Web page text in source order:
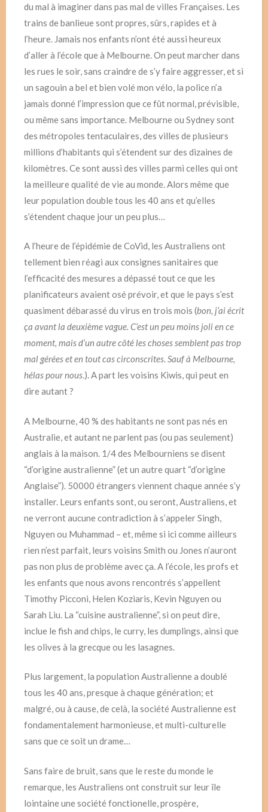
du mal à imaginer dans pas mal de villes Françaises. Les
trains de banlieue sont propres, sûrs, rapides et à
l’heure. Jamais nos enfants n’ont été aussi heureux
d’aller à l’école que à Melbourne. On peut marcher dans
les rues le soir, sans craindre de s’y faire aggresser, et si
un sagouin a bel et bien volé mon vélo, la police n’a
jamais donné l’impression que ce fût normal, prévisible,
ou même sans importance. Melbourne ou Sydney sont
des métropoles tentaculaires, des villes de plusieurs
millions d’habitants qui s’étendent sur des dizaines de
kilomètres. Ce sont aussi des villes parmi celles qui ont
la meilleure qualité de vie au monde. Alors même que
leur population double tous les 40 ans et qu’elles
s’étendent chaque jour un peu plus…
A l’heure de l’épidémie de CoVid, les Australiens ont
tellement bien réagi aux consignes sanitaires que
l’efficacité des mesures a dépassé tout ce que les
planificateurs avaient osé prévoir, et que le pays s’est
quasiment débarassé du virus en trois mois (bon, j’ai écrit
ça avant la deuxième vague. C’est un peu moins joli en ce
moment, mais d’un autre côté les choses semblent pas trop
mal gérées et en tout cas circonscrites. Sauf à Melbourne,
hélas pour nous.). A part les voisins Kiwis, qui peut en
dire autant ?
A Melbourne, 40 % des habitants ne sont pas nés en
Australie, et autant ne parlent pas (ou pas seulement)
anglais à la maison. 1/4 des Melbourniens se disent
“d’origine australienne” (et un autre quart “d’origine
Anglaise”). 50000 étrangers viennent chaque année s’y
installer. Leurs enfants sont, ou seront, Australiens, et
ne verront aucune contradiction à s’appeler Singh,
Nguyen ou Muhammad – et, même si ici comme ailleurs
rien n’est parfait, leurs voisins Smith ou Jones n’auront
pas non plus de problème avec ça. A l’école, les profs et
les enfants que nous avons rencontrés s’appellent
Timothy Picconi, Helen Koziaris, Kevin Nguyen ou
Sarah Liu. La “cuisine australienne”, si on peut dire,
inclue le fish and chips, le curry, les dumplings, ainsi que
les olives à la grecque ou les lasagnes.
Plus largement, la population Australienne a doublé
tous les 40 ans, presque à chaque génération; et
malgré, ou à cause, de celà, la société Australienne est
fondamentalement harmonieuse, et multi-culturelle
sans que ce soit un drame…
Sans faire de bruit, sans que le reste du monde le
remarque, les Australiens ont construit sur leur île
lointaine une société fonctionelle, prospère,